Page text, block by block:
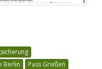
Berlin
Pass Grießen